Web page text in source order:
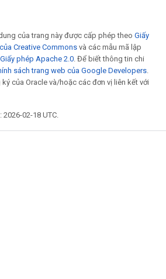
của trang này được cấp phép theo Giấy
Creative Commons và các mẫu mã lập
Giấy phép Apache 2.0. Để biết thông tin chi
sách trang web của Google Developers.
của Oracle và/hoặc các đơn vị liên kết với
02-18 UTC.